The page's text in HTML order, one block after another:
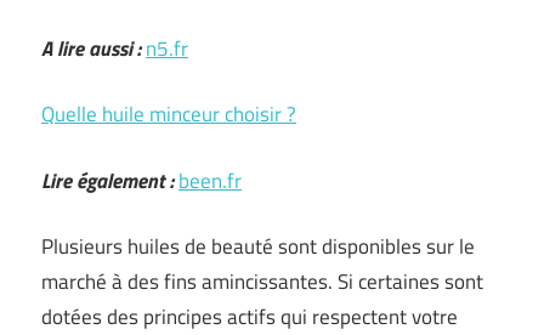
A lire aussi :n5.fr
Quelle huile minceur choisir ?
Lire également :been.fr
Plusieurs huiles de beauté sont disponibles sur le
marché à des fins amincissantes. Si certaines sont
dotées des principes actifs qui respectent votre